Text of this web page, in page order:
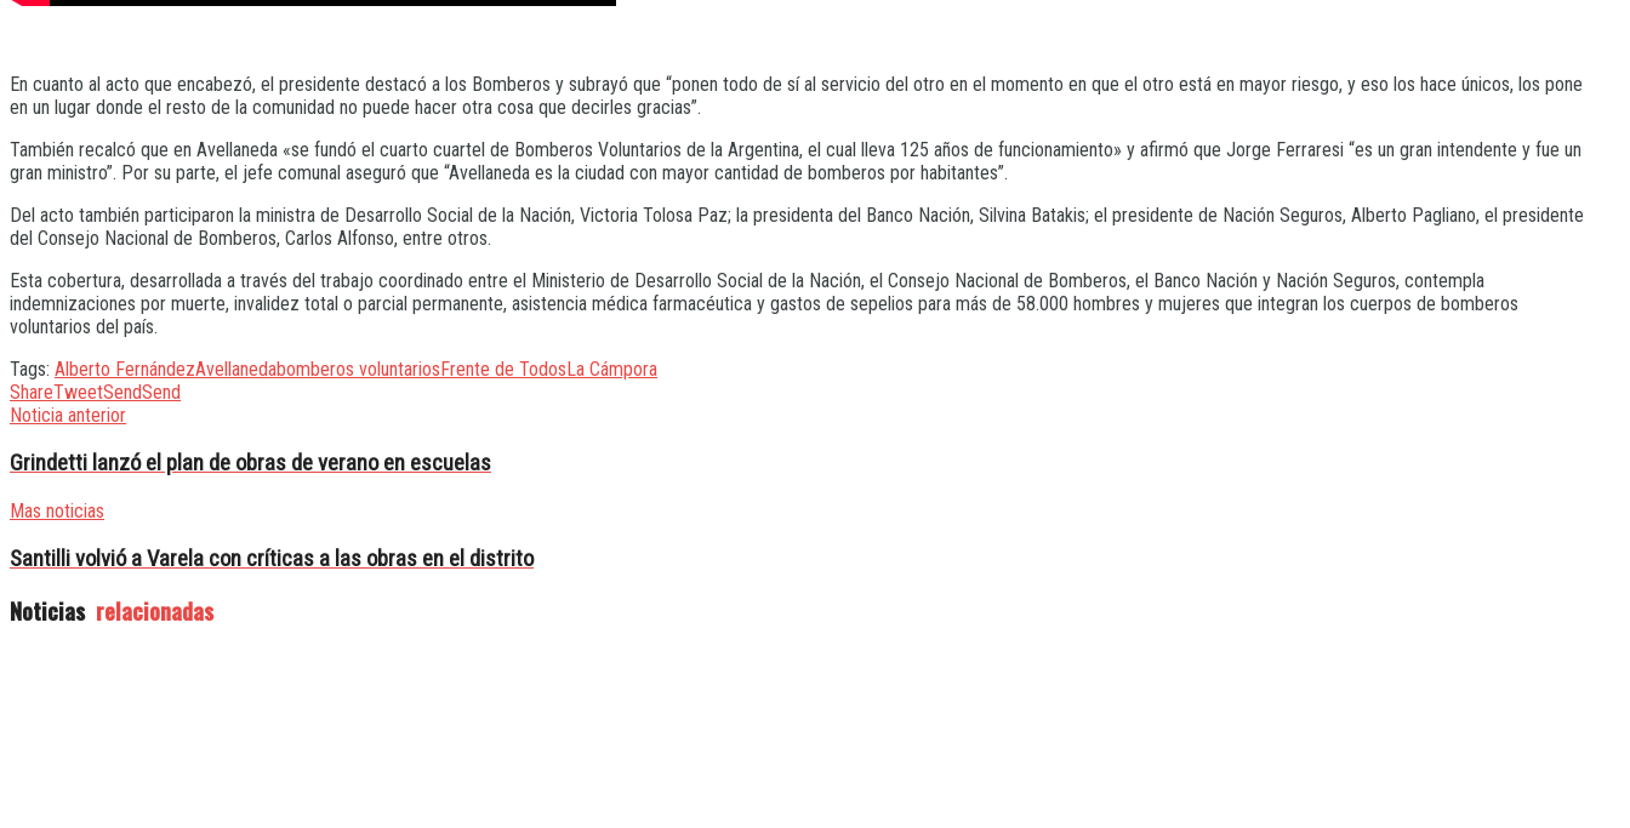
En cuanto al acto que encabezó, el presidente destacó a los Bomberos y subrayó que “ponen todo de sí al servicio del otro en el momento en que el otro está en mayor riesgo, y eso los hace únicos, los pone
en un lugar donde el resto de la comunidad no puede hacer otra cosa que decirles gracias”.
También recalcó que en Avellaneda «se fundó el cuarto cuartel de Bomberos Voluntarios de la Argentina, el cual lleva 125 años de funcionamiento» y afirmó que Jorge Ferraresi “es un gran intendente y fue un
gran ministro”. Por su parte, el jefe comunal aseguró que “Avellaneda es la ciudad con mayor cantidad de bomberos por habitantes”.
Del acto también participaron la ministra de Desarrollo Social de la Nación, Victoria Tolosa Paz; la presidenta del Banco Nación, Silvina Batakis; el presidente de Nación Seguros, Alberto Pagliano, el presidente
del Consejo Nacional de Bomberos, Carlos Alfonso, entre otros.
Esta cobertura, desarrollada a través del trabajo coordinado entre el Ministerio de Desarrollo Social de la Nación, el Consejo Nacional de Bomberos, el Banco Nación y Nación Seguros, contempla
indemnizaciones por muerte, invalidez total o parcial permanente, asistencia médica farmacéutica y gastos de sepelios para más de 58.000 hombres y mujeres que integran los cuerpos de bomberos
voluntarios del país.
Tags: Alberto FernándezAvellanedabomberos voluntarios Frente de Todos La Cámpora
ShareTweetSendSend
Noticia anterior
Grindetti lanzó el plan de obras de verano en escuelas
Mas noticias
Santilli volvió a Varela con críticas a las obras en el distrito
Noticias relacionadas